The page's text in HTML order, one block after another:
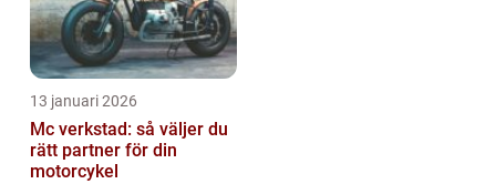
13 januari 2026
Mc verkstad: så väljer du
rätt partner för din
motorcykel